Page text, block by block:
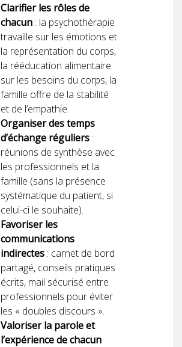
Clarifier les rôles de
chacun : la psychothérapie
travaille sur les émotions et
la représentation du corps,
la rééducation alimentaire
sur les besoins du corps, la
famille offre de la stabilité
et de l’empathie.
Organiser des temps
d’échange réguliers :
réunions de synthèse avec
les professionnels et la
famille (sans la présence
systématique du patient, si
celui-ci le souhaite).
Favoriser les
communications
indirectes : carnet de bord
partagé, conseils pratiques
écrits, mail sécurisé entre
professionnels pour éviter
les « doubles discours ».
Valoriser la parole et
l’expérience de chacun